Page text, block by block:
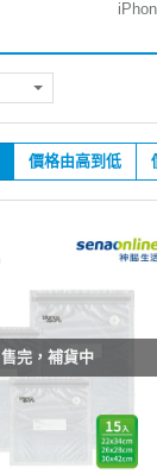
價格由高到低
售完，補貨中